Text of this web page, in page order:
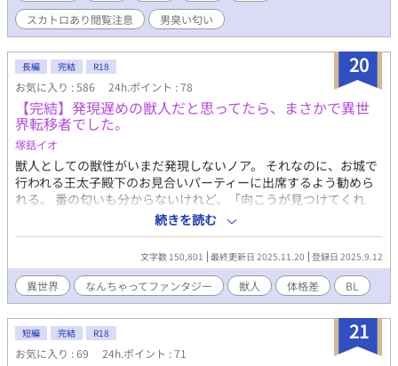
スカトロあり閲覧注意
男臭い匂い
20
長編 完結 R18
お気に入り : 586 24h.ポイント : 78
【完結】発現遅めの獣人だと思ってたら、まさかで異世
界転移者でした。
塚銛イオ
獣人としての獣性がいまだ発現しないノア。 それなのに、お城で
行われる王太子殿下のお見合いパーティーに出席するよう勧めら
れる。 番の匂いも分からないけれど、「向こうが見つけてくれ
る」と言われ参加したパーティーは凄い熱気の嵐。 匂いは分から
なくても息が詰まりそう、とばかりに会場から庭に出たノアはそ
こでパーティーに参加して酔っ払った男に絡まれてしまう。 そん
な窮地を助けてくれたのは、城の護衛騎士の１人、熊獣人のルー
ク。 お礼を言ってさようなら、と思ったのにパーティーが終わっ
た後も、何故かルークとは頻繁に顔を合わせるようになる。 もし
かして、彼が番？なんて思っていたら王太子さまからの招待状が
届けられて…。 自分が猫獣人だと思っている異世界転移者があっ
という間に執着系の彼氏に番にされちゃうお話です。 すみませ
続きを読む
文字数 150,801 最終更新日 2025.11.20 登録日 2025.9.12
異世界 なんちゃってファンタジー 獣人 体格差 BL
21
短編 完結 R18
お気に入り : 69 24h.ポイント : 71